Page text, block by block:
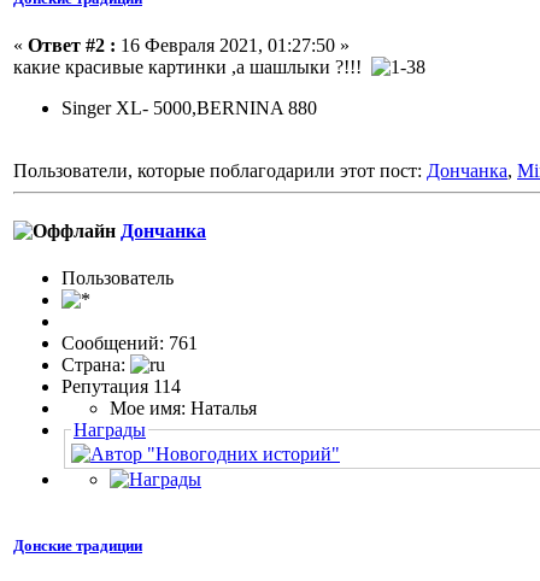
« Ответ #2 : 16 Февраля 2021, 01:27:50 »
какие красивые картинки ,а шашлыки ?!!!
Singer XL- 5000,BERNINA 880
Пользователи, которые поблагодарили этот пост: Дончанка,
Дончанка
Пользовaтeль
Сообщений: 761
Страна:
Репутация 114
Мое имя: Наталья
Награды
Донские традиции